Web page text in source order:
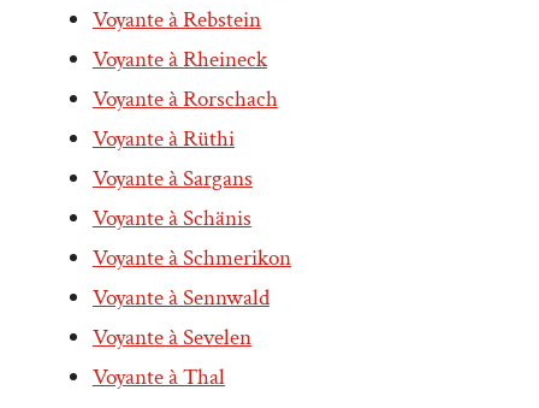
Voyante à Rebstein
Voyante à Rheineck
Voyante à Rorschach
Voyante à Rüthi
Voyante à Sargans
Voyante à Schänis
Voyante à Schmerikon
Voyante à Sennwald
Voyante à Sevelen
Voyante à Thal